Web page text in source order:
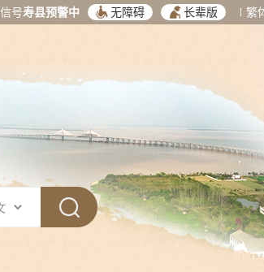
号寿县预警中 无障碍 长辈版 繁